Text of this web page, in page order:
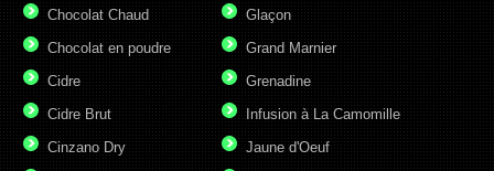
Chocolat Chaud
Chocolat en poudre
Cidre
Cidre Brut
Cinzano Dry
Glaçon
Grand Marnier
Grenadine
Infusion à La Camomille
Jaune d'Oeuf